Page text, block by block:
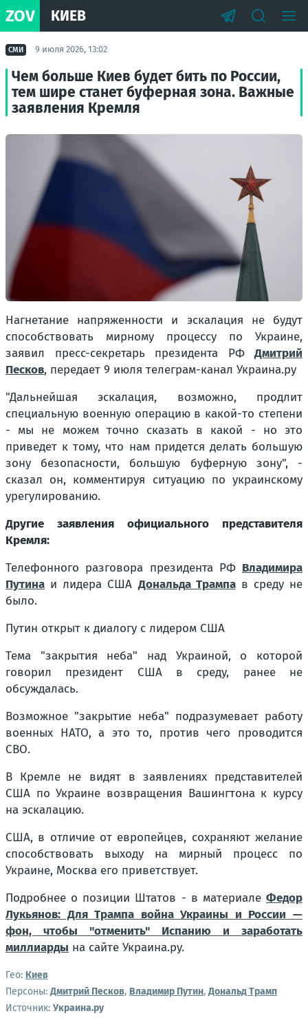
ZOV КИЕВ
СМИ 9 июля 2026, 13:02
Чем больше Киев будет бить по России,
тем шире станет буферная зона. Важные
заявления Кремля
Нагнетание напряженности и эскалация не будут
способствовать мирному процессу по Украине,
заявил пресс-секретарь президента РФДмитрий
Песков, передает 9 июля телеграм-канал Украина.ру
"Дальнейшая эскалация, возможно, продлит
специальную военную операцию в какой-то степени
- мы не можем точно сказать в какой - но это
приведет к тому, что нам придется делать большую
зону безопасности, большую буферную зону", -
сказал он, комментируя ситуацию по украинскому
урегулированию.
Другие заявления официального представителя
Кремля:
Телефонного разговора президента РФ Владимира
Путина и лидера СШАДональда Трампав среду не
было.
Путин открыт к диалогу с лидером США
Тема "закрытия неба" над Украиной, о которой
говорил президент США в среду, ранее не
обсуждалась.
Возможное "закрытие неба" подразумевает работу
военных НАТО, а это то, против чего проводится
СВО.
В Кремле не видят в заявлениях представителей
США по Украине возвращения Вашингтона к курсу
на эскалацию.
США, в отличие от европейцев, сохраняют желание
способствовать выходу на мирный процесс по
Украине, Москва его приветствует.
Подробнее о позиции Штатов - в материале Федор
Лукьянов: Для Трампа война Украины и России —
фон, чтобы "отменить" Испанию и заработать
миллиарды на сайте Украина.ру.
Гео: Киев
Персоны: Дмитрий Песков, Владимир Путин,Дональд Трамп
Источник: Украина.ру